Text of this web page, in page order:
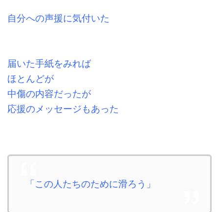
自分への声援に気付いた
届いた手紙をみれば
ほとんどが
中傷の内容だったが
応援のメッセージもあった
「この人たちのために滑ろう」